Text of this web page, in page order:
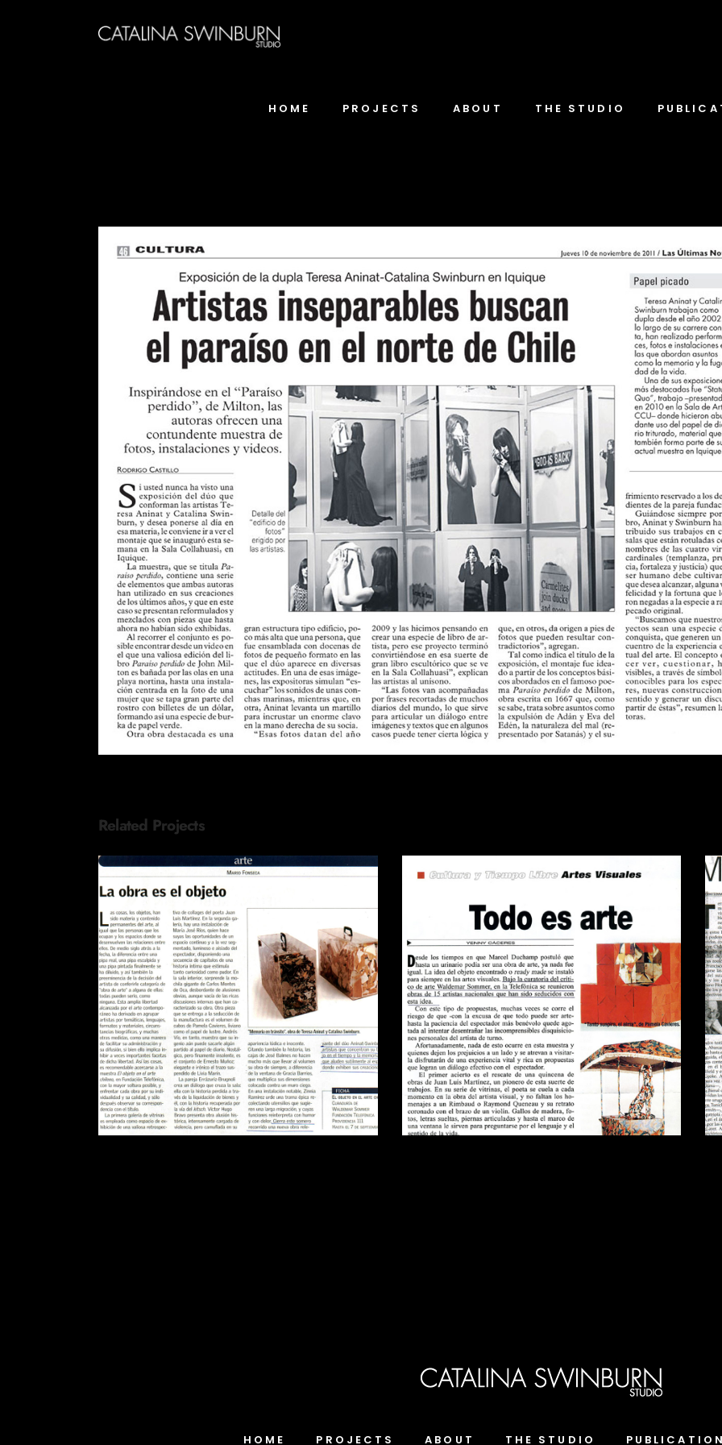
HOME PROJECTS ABOUT THE STUDIO
Related Projects
REVISTA EL SÁBADO LA OBRA
ES EL OBJETO
Publications
REVISTA QUE PASA TODO ES
ARTE
Publications
HOME PROJECTS ABOUT THE STUDIO